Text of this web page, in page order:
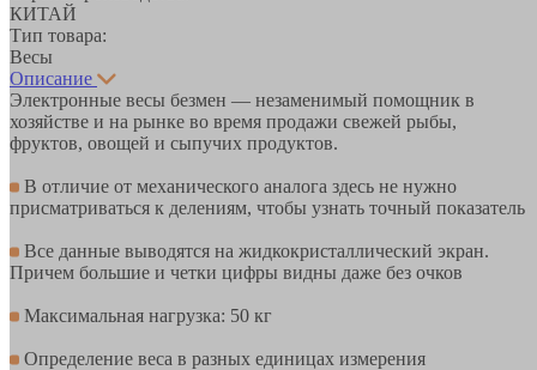
КИТАЙ
Тип товара:
Весы
Описание
Электронные весы безмен — незаменимый помощник в
хозяйстве и на рынке во время продажи свежей рыбы,
фруктов, овощей и сыпучих продуктов.
В отличие от механического аналога здесь не нужно
присматриваться к делениям, чтобы узнать точный показатель
Все данные выводятся на жидкокристаллический экран.
Причем большие и четки цифры видны даже без очков
Максимальная нагрузка: 50 кг
Определение веса в разных единицах измерения